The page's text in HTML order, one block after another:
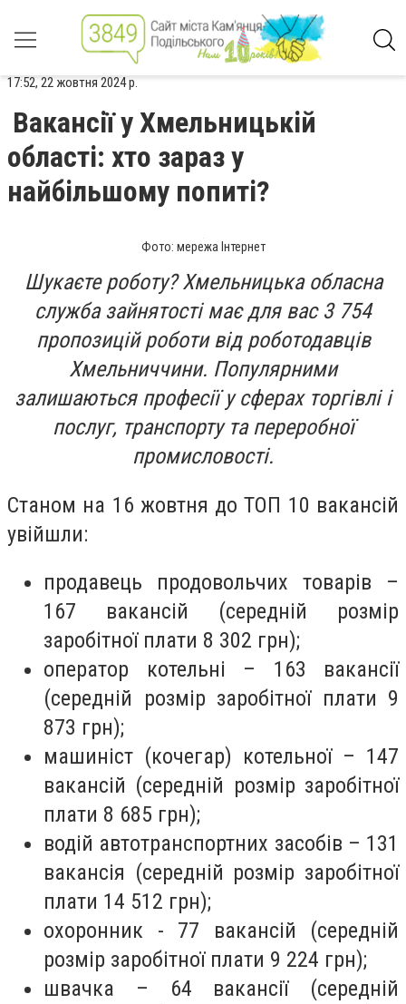
17:52, 22 жовтня 2024 р.
Вакансії у Хмельницькій
області: хто зараз у
найбільшому попиті?
Фото: мережа Інтернет
Шукаєте роботу? Хмельницька обласна
служба зайнятості має для вас 3 754
пропозицій роботи від роботодавців
Хмельниччини. Популярними
залишаються професії у сферах торгівлі і
послуг, транспорту та переробної
промисловості.
Станом на 16 жовтня до ТОП 10 вакансій
увійшли:
продавець продовольчих товарів –
167 вакансій (середній розмір
заробітної плати 8 302 грн);
оператор котельні – 163 вакансії
(середній розмір заробітної плати 9
873 грн);
машиніст (кочегар) котельної – 147
вакансій (середній розмір заробітної
плати 8 685 грн);
водій автотранспортних засобів – 131
вакансія (середній розмір заробітної
плати 14 512 грн);
охоронник - 77 вакансій (середній
розмір заробітної плати 9 224 грн);
швачка – 64 вакансії (середній